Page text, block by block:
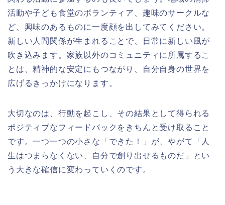
活動や子ども食堂のボランティア、趣味のサークルな
ど、興味のあるものに一度顔を出してみてください。
新しい人間関係が生まれることで、日常に新しい風が
吹き込みます。家族以外のコミュニティに所属するこ
とは、精神的な安定にもつながり、自分自身の世界を
広げるきっかけになります。
大切なのは、行動を起こし、その結果として得られる
ポジティブなフィードバックをきちんと受け取ること
です。一つ一つの小さな「できた！」が、やがて「人
生はつまらなくない、自分で創り出せるものだ」とい
う大きな確信に変わっていくのです。